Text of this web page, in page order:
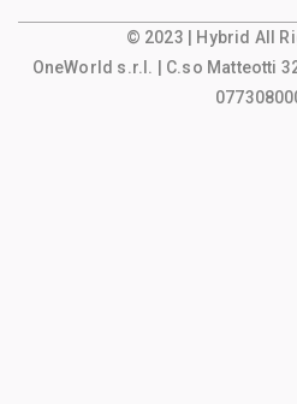
© 2023 | Hybrid All
OneWorld s.r.l.
| C.so Matteotti